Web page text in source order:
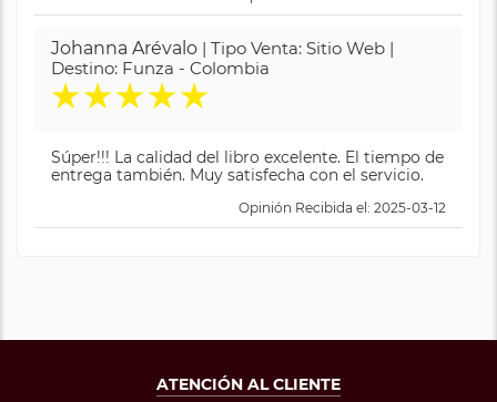
Johanna Arévalo | Tipo Venta: Sitio Web |
Destino: Funza - Colombia
★★★★★
Súper!!! La calidad del libro excelente. El tiempo de
entrega también. Muy satisfecha con el servicio.
Opinión Recibida el: 2025-03-12
ATENCIÓN AL CLIENTE